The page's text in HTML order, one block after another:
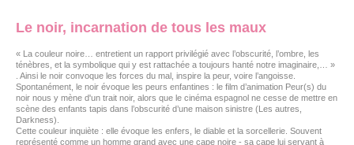
Le noir, incarnation de tous les maux
« La couleur noire… entretient un rapport privilégié avec l’obscurité, l’ombre, les
ténèbres, et la symbolique qui y est rattachée a toujours hanté notre imaginaire,… »
. Ainsi le noir convoque les forces du mal, inspire la peur, voire l’angoisse.
Spontanément, le noir évoque les peurs enfantines : le film d’animation Peur(s) du
noir nous y mène d'un trait noir, alors que le cinéma espagnol ne cesse de mettre en
scène des enfants tapis dans l’obscurité d’une maison sinistre (Les autres,
Darkness).
Cette couleur inquiète : elle évoque les enfers, le diable et la sorcellerie. Souvent
représenté comme un homme grand avec une cape noire - sa cape lui servant à